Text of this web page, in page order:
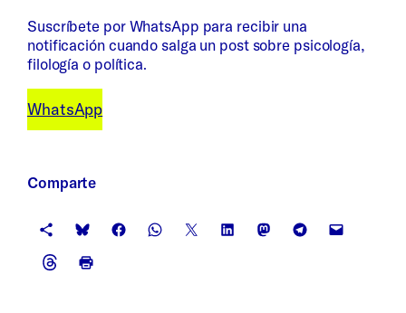
Suscríbete por WhatsApp para recibir una
notificación cuando salga un post sobre psicología,
filología o política.
WhatsApp
Comparte